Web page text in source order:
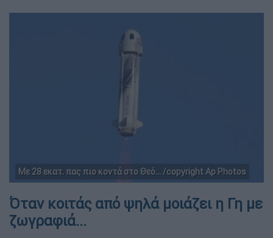
Με 28 εκατ. πας πιο κοντά στο Θεό... /copyright Ap Photos
Όταν κοιτάς από ψηλά μοιάζει η Γη με
ζωγραφιά...